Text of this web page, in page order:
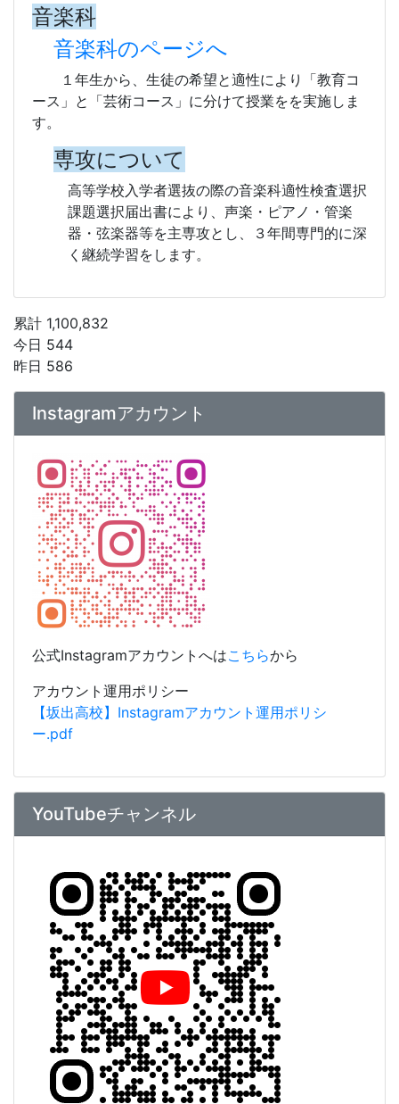
累計 1,100,832
今日 544
昨日 586
Instagramアカウント
公式Instagramアカウントへはこちらから
アカウント運用ポリシー
【坂出高校】Instagramアカウント運用ポリシ
ー.pdf
YouTubeチャンネル
音楽科
音楽科のページへ
１年生から、生徒の希望と適性により「教育コ
ース」と「芸術コース」に分けて授業をを実施しま
す。
専攻について
高等学校入学者選抜の際の音楽科適性検査選択
課題選択届出書により、声楽・ピアノ・管楽
器・弦楽器等を主専攻とし、３年間専門的に深
く継続学習をします。